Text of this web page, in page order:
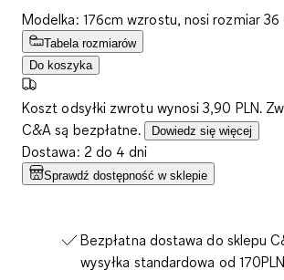
Modelka: 176cm wzrostu, nosi rozmiar 36
Tabela rozmiarów
Do koszyka
Koszt odsyłki zwrotu wynosi 3,90 PLN.
C&A są bezpłatne.
Dowiedz się więcej
Dostawa: 2 do 4 dni
Sprawdź dostępność w sklepie
Bezpłatna dostawa do sklepu
wysyłka standardowa od 170PLN